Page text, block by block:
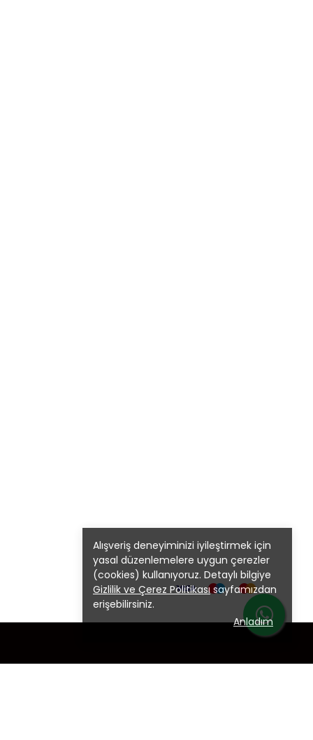
Alışveriş deneyiminizi iyileştirmek için
yasal düzenlemelere uygun çerezler
(cookies) kullanıyoruz. Detaylı bilgiye
Gizlilik ve Çerez Politikası sayfamızdan
erişebilirsiniz.
Anladım